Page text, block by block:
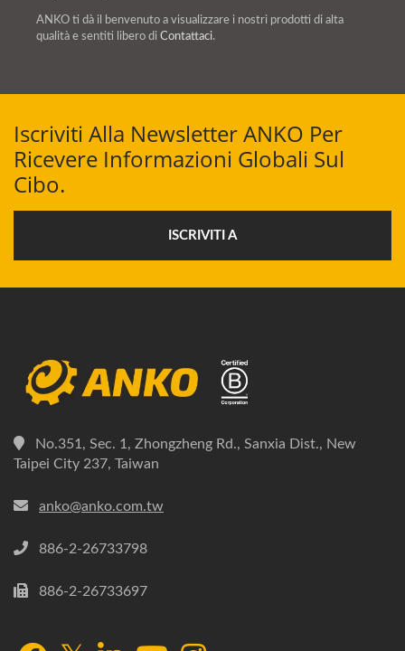
ANKO ti dà il benvenuto a visualizzare i nostri prodotti di alta
qualità e sentiti libero di Contattaci.
Iscriviti Alla Newsletter ANKO Per
Ricevere Informazioni Globali Sul
Cibo.
ISCRIVITI A
No.351, Sec. 1, Zhongzheng Rd., Sanxia Dist., New
Taipei City 237, Taiwan
anko@anko.com.tw
886-2-26733798
886-2-26733697